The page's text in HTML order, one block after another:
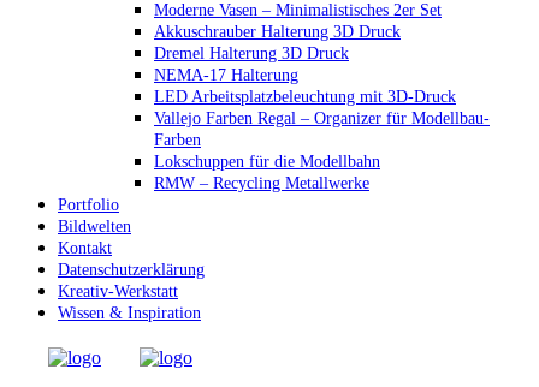
Moderne Vasen – Minimalistisches 2er Set
Akkuschrauber Halterung 3D Druck
Dremel Halterung 3D Druck
NEMA-17 Halterung
LED Arbeitsplatzbeleuchtung mit 3D-Druck
Vallejo Farben Regal – Organizer für Modellbau-
Farben
Lokschuppen für die Modellbahn
RMW – Recycling Metallwerke
Portfolio
Bildwelten
Kontakt
Datenschutzerklärung
Kreativ-Werkstatt
Wissen & Inspiration